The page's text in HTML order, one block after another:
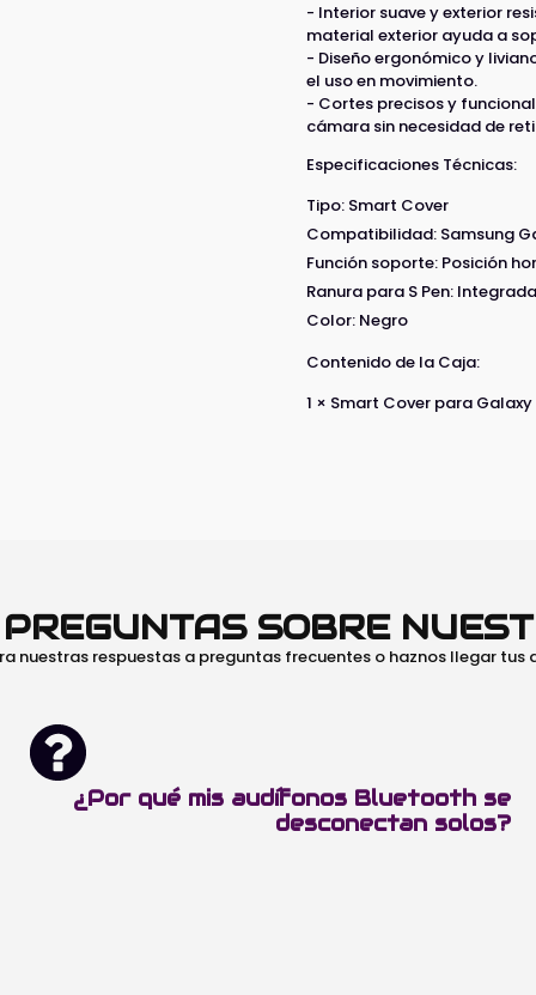
- Interior suave y exterior
material exterior ayuda a
- Diseño ergonómico y
el uso en movimiento.
- Cortes precisos y
cámara sin necesidad de
Especificaciones Técnicas:
Tipo: Smart Cover
Compatibilidad: Samsung
Función soporte: Posición
Ranura para S Pen:
Color: Negro
Contenido de la Caja:
1 × Smart Cover para Galaxy
SOBRE
nuestras respuestas a preguntas frecuentes o haznos llegar tus
¿Por qué mis audífonos Bluetooth se
desconectan solos?